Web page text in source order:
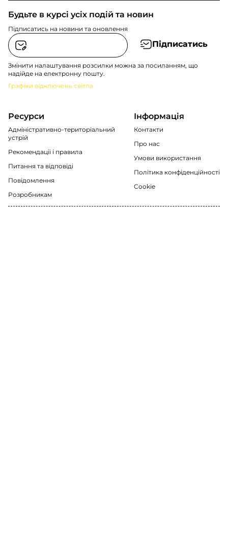
Будьте в курсі усіх подій та новин
Підписатись на новини та оновлення
Підписатись
Змінити налаштування розсилки можна за посиланням, що
надійде на електронну пошту.
Графіки відключень світла
Ресурси
Адміністративно-територіальний
устрій
Рекомендації i правила
Питання та відповіді
Повідомлення
Розробникам
Інформація
Контакти
Про нас
Умови використання
Політика конфіденційності
Cookie